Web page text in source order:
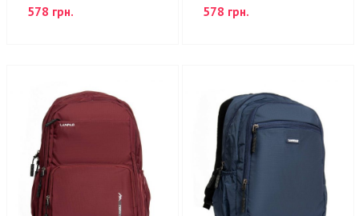
578 грн. 578 грн.